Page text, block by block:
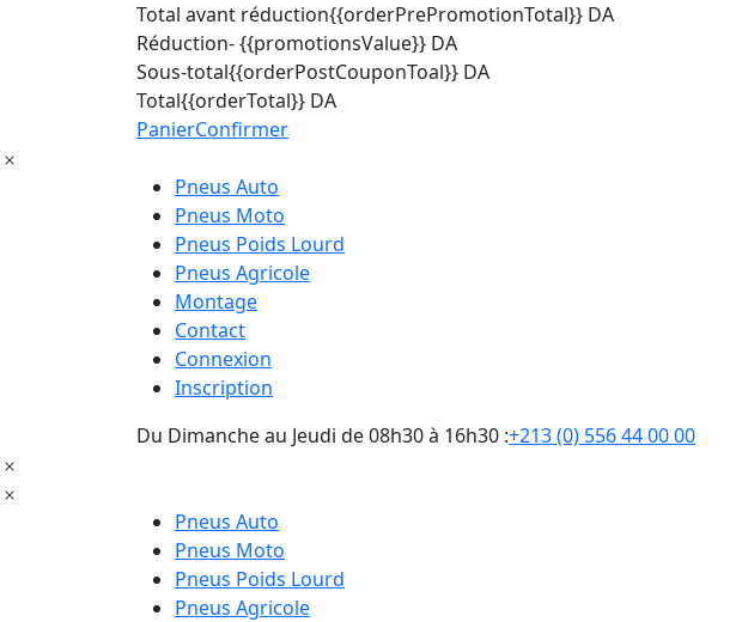
Total avant réduction{{orderPrePromotionTotal}} DA
Réduction- {{promotionsValue}} DA
Sous-total{{orderPostCouponToal}} DA
Total{{orderTotal}} DA
PanierConfirmer
Pneus Auto
Pneus Moto
Pneus Poids Lourd
Pneus Agricole
Montage
Contact
Connexion
Inscription
Du Dimanche au Jeudi de 08h30 à 16h30 :+213 (0) 556 44 00 00
Pneus Auto
Pneus Moto
Pneus Poids Lourd
Pneus Agricole